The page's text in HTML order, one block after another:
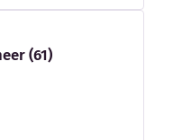
(61)